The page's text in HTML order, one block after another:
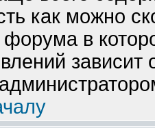
как можно
в
зависит